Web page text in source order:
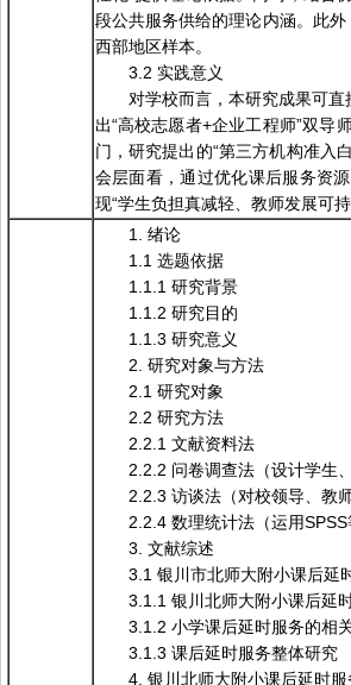
段公共服务供给的理论内涵。此
西部地区样本。
3.2 实践意义
对学校而言，本研究成果可
出“高校志愿者+企业工程师”双导
门，研究提出的“第三方机构准入
会层面看，通过优化课后服务资
现“学生负担真减轻、教师发展可
1. 绪论
1.1 选题依据
1.1.1 研究背景
1.1.2 研究目的
1.1.3 研究意义
2. 研究对象与方法
2.1 研究对象
2.2 研究方法
2.2.1 文献资料法
2.2.2 问卷调查法（设计学生
2.2.3 访谈法（对校领导、教
2.2.4 数理统计法（运用SPSS
3. 文献综述
3.1 银川市北师大附小课后延
3.1.1 银川北师大附小课后延
3.1.2 小学课后延时服务的相
3.1.3 课后延时服务整体研究
4. 银川北师大附小课后延时服